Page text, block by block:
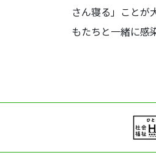
さん寝る」ことが
もたちと一緒に感